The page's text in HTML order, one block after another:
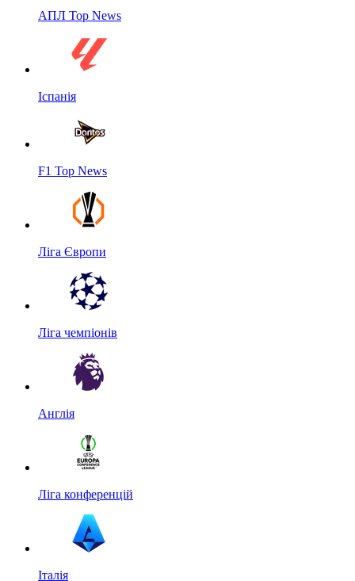
АПЛ Top News
Іспанія
F1 Top News
Ліга Європи
Ліга чемпіонів
Англія
Ліга конференцій
Італія